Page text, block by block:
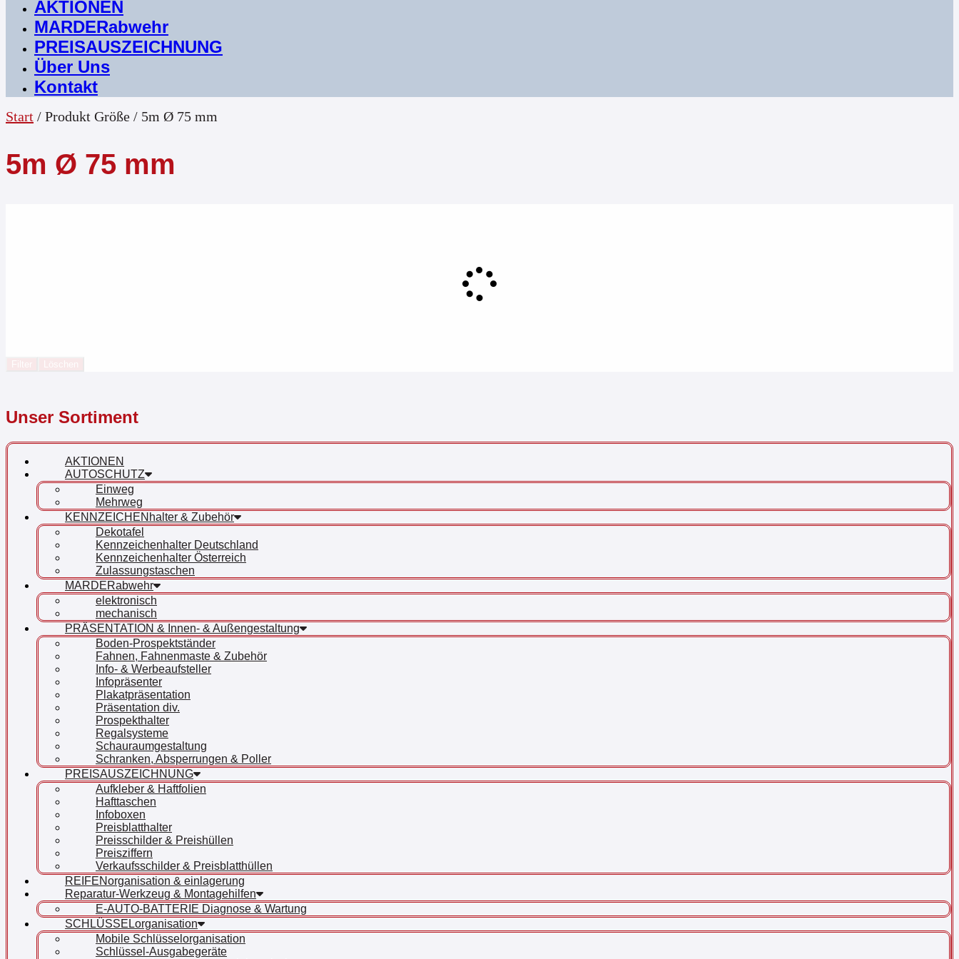
AKTIONEN
MARDERabwehr
PREISAUSZEICHNUNG
Über Uns
Kontakt
Start / Produkt Größe / 5m Ø 75 mm
5m Ø 75 mm
Unser Sortiment
AKTIONEN
AUTOSCHUTZ
Einweg
Mehrweg
KENNZEICHENhalter & Zubehör
Dekotafel
Kennzeichenhalter Deutschland
Kennzeichenhalter Österreich
Zulassungstaschen
MARDERabwehr
elektronisch
mechanisch
PRÄSENTATION & Innen- & Außengestaltung
Boden-Prospektständer
Fahnen, Fahnenmaste & Zubehör
Info- & Werbeaufsteller
Infopräsenter
Plakatpräsentation
Präsentation div.
Prospekthalter
Regalsysteme
Schauraumgestaltung
Schranken, Absperrungen & Poller
PREISAUSZEICHNUNG
Aufkleber & Haftfolien
Hafttaschen
Infoboxen
Preisblatthalter
Preisschilder & Preishüllen
Preisziffern
Verkaufsschilder & Preisblatthüllen
REIFENorganisation & einlagerung
Reparatur-Werkzeug & Montagehilfen
E-AUTO-BATTERIE Diagnose & Wartung
SCHLÜSSELorganisation
Mobile Schlüsselorganisation
Schlüssel-Ausgabegeräte